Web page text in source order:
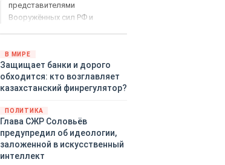
представителями
Вооружённых сил РФ и
руководстве спецоперацией.
В МИРЕ
Защищает банки и дорого
обходится: кто возглавляет
казахстанский финрегулятор?
ПОЛИТИКА
Глава СЖР Соловьёв
предупредил об идеологии,
заложенной в искусственный
интеллект